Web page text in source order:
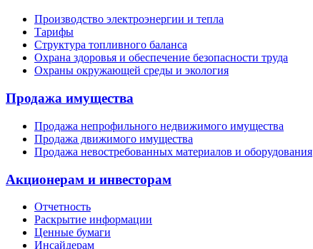
Производство электроэнергии и тепла
Тарифы
Структура топливного баланса
Охрана здоровья и обеспечение безопасности труда
Охраны окружающей среды и экология
Продажа имущества
Продажа непрофильного недвижимого имущества
Продажа движимого имущества
Продажа невостребованных материалов и оборудования
Акционерам и инвесторам
Отчетность
Раскрытие информации
Ценные бумаги
Инсайдерам